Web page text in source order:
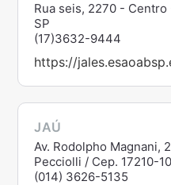
Rua seis, 2270 -
SP
(17)3632-9444
https://
JAÚ
Av. Rodolpho Magnani,
Pecciolli / Cep. 17210-
(014) 3626-5135